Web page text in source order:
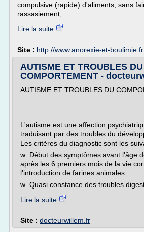
compulsive (rapide) d'aliments, sans
rassasiement,...
Lire la suite
Site : http://www.anorexie-et-boulimie.fr
AUTISME ET TROUBLES DU
COMPORTEMENT -
AUTISME ET TROUBLES DU
L'autisme est une affection
traduisant par des troubles du
Les critères du diagnostic sont les
w Début des symptômes avant l'âge
après les 6 premiers mois de la vie
l'introduction de farines animales.
w Quasi constance des troubles
Lire la suite
Site : docteurwillem.fr